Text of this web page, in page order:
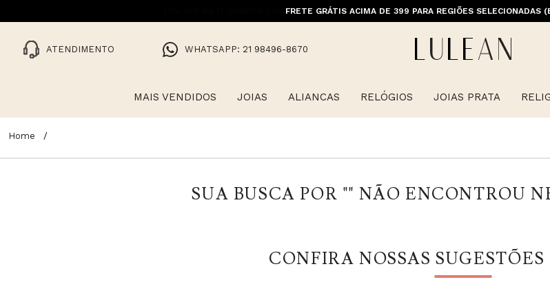
FRETE GRÁTIS ACIMA DE 399 PARA REGIÕES SELECIONADAS
ATENDIMENTO WHATSAPP: 21 98496-8670
MAIS VENDIDOS JOIAS ALIANCAS RELÓGIOS JOIAS PRATA
SUA BUSCA POR "" NÃO ENCONTROU
CONFIRA NOSSAS